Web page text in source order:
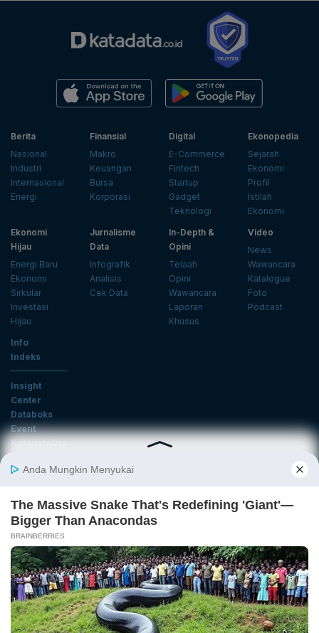
Berita
Nasional
Industri
Internasional
Energi
Finansial
Makro
Keuangan
Bursa
Korporasi
Digital
E-Commerce
Fintech
Startup
Gadget
Teknologi
Ekonopedia
Sejarah
Ekonomi
Profil
Istilah
Ekonomi
Ekonomi
Hijau
Energi Baru
Ekonomi
Sirkular
Investasi
Hijau
Jurnalisme
Data
Infografik
Analisis
Cek Data
In-Depth &
Opini
Telaah
Opini
Wawancara
Laporan
Khusus
Video
News
Wawancara
Katalogue
Foto
Podcast
Info
Indeks
Insight
Center
Databoks
Event
KatadataOto
Email
Daftar
Tentang Katadata Advertising Karier
Pedoman Media Siber
Kebijakan Privasi
Disclaimer
Hubungi Kami